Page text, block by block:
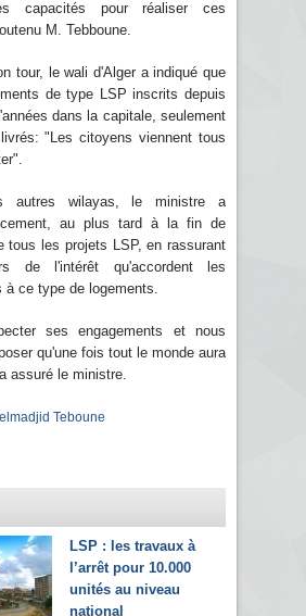
capacités pour réaliser ces
M. Tebboune.
tour, le wali d'Alger a indiqué que
de type LSP inscrits depuis
dans la capitale, seulement
"Les citoyens viennent tous
autres wilayas, le ministre a
au plus tard à la fin de
tous les projets LSP, en rassurant
de l'intérêt qu'accordent les
ce type de logements.
ses engagements et nous
qu'une fois tout le monde aura
assuré le ministre.
Teboune
LSP : les travaux à
l’arrêt pour 10.000
unités au niveau
national